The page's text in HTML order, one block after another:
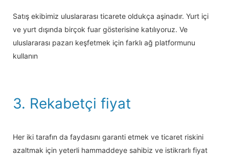
Satış ekibimiz uluslararası ticarete oldukça aşinadır. Yurt içi
ve yurt dışında birçok fuar gösterisine katılıyoruz. Ve
uluslararası pazarı keşfetmek için farklı ağ platformunu
kullanın
3. Rekabetçi fiyat
Her iki tarafın da faydasını garanti etmek ve ticaret riskini
azaltmak için yeterli hammaddeye sahibiz ve istikrarlı fiyat